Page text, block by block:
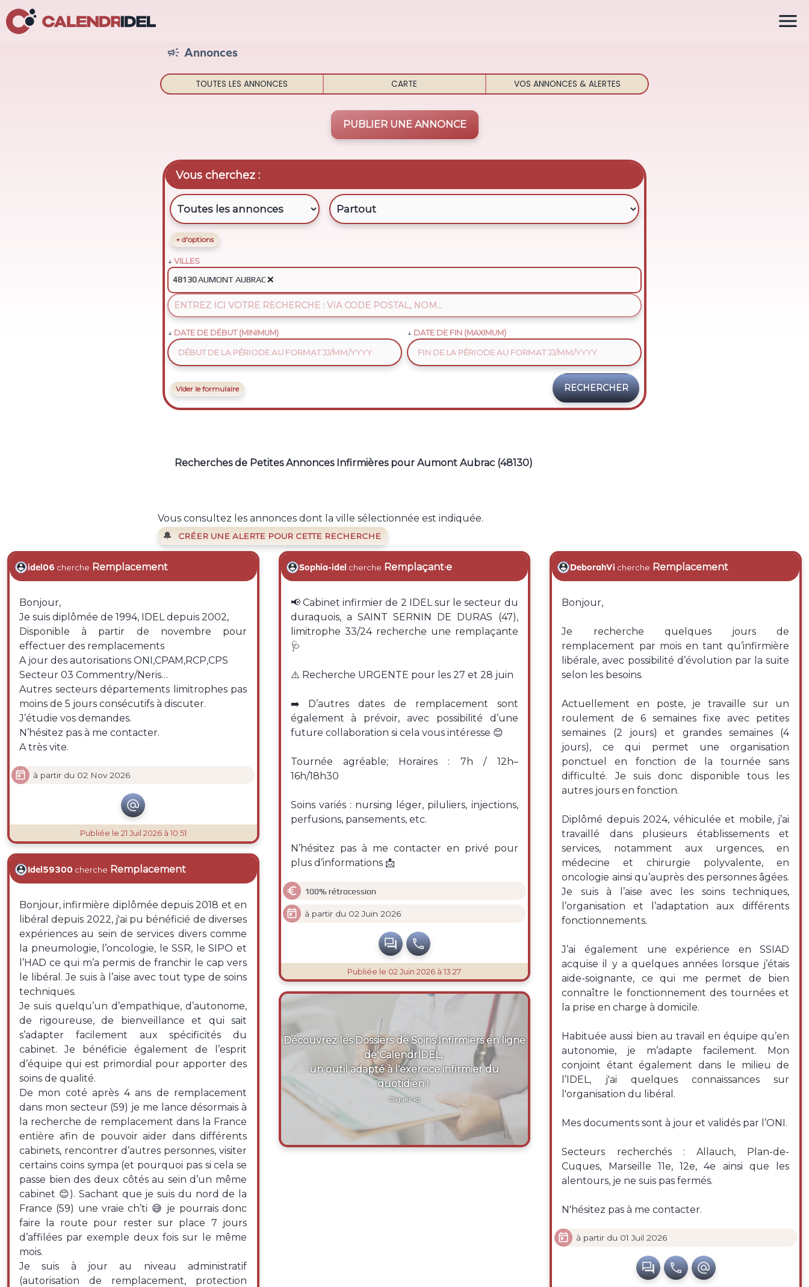
 Annonces
TOUTES LES ANNONCES CARTE VOS ANNONCES & ALERTES
PUBLIER UNE ANNONCE
Vous cherchez :
+ d'options
VILLES
48130AUMONT AUBRAC❌
DATE DE DÉBUT (MINIMUM) DATE DE FIN (MAXIMUM)
Vider le formulaire
Recherches de Petites Annonces Infirmières pour Aumont Aubrac (48130)
Vous consultez les annonces dont la ville sélectionnée est indiquée.
🔔 CRÉER UNE ALERTE POUR CETTE RECHERCHE
idel06 cherche Remplacement
Bonjour,
Je suis diplômée de 1994, IDEL depuis 2002,
Disponible à partir de novembre pour
effectuer des remplacements
A jour des autorisations ONI,CPAM,RCP,CPS
Secteur 03 Commentry/Neris…
Autres secteurs départements limitrophes pas
moins de 5 jours consécutifs à discuter.
J’étudie vos demandes.
N’hésitez pas à me contacter.
A très vite.
 à partir du 02 Nov 2026

Publiée le 21 Juil 2026 à 10:51
Idel59300 cherche Remplacement
Bonjour, infirmière diplômée depuis 2018 et en
libéral depuis 2022, j'ai pu bénéficié de diverses
expériences au sein de services divers comme
la pneumologie, l’oncologie, le SSR, le SIPO et
l’HAD ce qui m’a permis de franchir le cap vers
le libéral. Je suis à l’aise avec tout type de soins
techniques.
Je suis quelqu’un d’empathique, d’autonome,
de rigoureuse, de bienveillance et qui sait
s’adapter facilement aux spécificités du
cabinet. Je bénéficie également de l’esprit
d’équipe qui est primordial pour apporter des
soins de qualité.
De mon coté après 4 ans de remplacement
dans mon secteur (59) je me lance désormais à
la recherche de remplacement dans la France
entière afin de pouvoir aider dans différents
cabinets, rencontrer d’autres personnes, visiter
certains coins sympa (et pourquoi pas si cela se
passe bien des deux côtés au sein d’un même
cabinet 😊). Sachant que je suis du nord de la
France (59) une vraie ch’ti 😅 je pourrais donc
faire la route pour rester sur place 7 jours
d’affilées par exemple deux fois sur le même
mois.
Je suis à jour au niveau administratif
(autorisation de remplacement, protection
Sophia-idel cherche Remplaçant·e
📢 Cabinet infirmier de 2 IDEL sur le secteur du
duraquois, a SAINT SERNIN DE DURAS (47),
limitrophe 33/24 recherche une remplaçante
🩺
⚠️ Recherche URGENTE pour les 27 et 28 juin
➡️ D’autres dates de remplacement sont
également à prévoir, avec possibilité d’une
future collaboration si cela vous intéresse 😊
Tournée agréable; Horaires : 7h / 12h–
16h/18h30
Soins variés : nursing léger, piluliers, injections,
perfusions, pansements, etc.
N’hésitez pas à me contacter en privé pour
plus d’informations 📩
 100% rétrocession
 à partir du 02 Juin 2026
 
Publiée le 02 Juin 2026 à 13:27
Découvrez les Dossiers de Soins Infirmiers en ligne
de CalendrIDEL,
un outil adapté à l'exercice infirmier du
quotidien !
Cliquez ici
DeborahVi cherche Remplacement
Bonjour,
Je recherche quelques jours de
remplacement par mois en tant qu’infirmière
libérale, avec possibilité d’évolution par la suite
selon les besoins.
Actuellement en poste, je travaille sur un
roulement de 6 semaines fixe avec petites
semaines (2 jours) et grandes semaines (4
jours), ce qui permet une organisation
ponctuel en fonction de la tournée sans
difficulté. Je suis donc disponible tous les
autres jours en fonction.
Diplômé depuis 2024, véhiculée et mobile, j’ai
travaillé dans plusieurs établissements et
services, notamment aux urgences, en
médecine et chirurgie polyvalente, en
oncologie ainsi qu’auprès des personnes âgées.
Je suis à l’aise avec les soins techniques,
l’organisation et l’adaptation aux différents
fonctionnements.
J’ai également une expérience en SSIAD
acquise il y a quelques années lorsque j’étais
aide-soignante, ce qui me permet de bien
connaître le fonctionnement des tournées et
la prise en charge à domicile.
Habituée aussi bien au travail en équipe qu’en
autonomie, je m’adapte facilement. Mon
conjoint étant également dans le milieu de
l’IDEL, j'ai quelques connaissances sur
l'organisation du libéral.
Mes documents sont à jour et validés par l’ONI.
Secteurs recherchés : Allauch, Plan-de-
Cuques, Marseille 11e, 12e, 4e ainsi que les
alentours, je ne suis pas fermés.
N'hésitez pas à me contacter.
 à partir du 01 Juil 2026
  
